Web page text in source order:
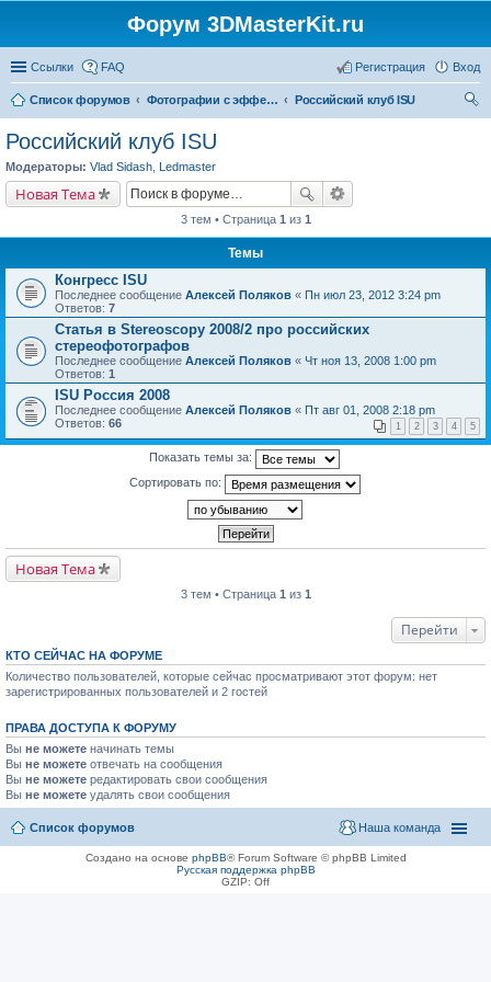
Форум 3DMasterKit.ru
Ссылки FAQ Вход
Регистрация
Список форумов Фотографии с эффектом стерео, варио, 3D, анимации, морфинга
Российский клуб ISU
Российский клуб ISU
Модераторы: Vlad Sidash Ledmaster
Новая Тема
3 тем • Страница 1 из 1
Темы
Конгресс ISU
Последнее сообщение Алексей Поляков « Пн июл 23, 2012 3:24 pm
Ответов: 7
Статья в Stereoscopy 2008/2 про российских
стереофотографов
Последнее сообщение Алексей Поляков « Чт ноя 13, 2008 1:00 pm
Ответов: 1
ISU Россия 2008
Последнее сообщение Алексей Поляков « Пт авг 01, 2008 2:18 pm
Ответов: 66 1 2 3 4 5
Показать темы за:
Сортировать по:
Новая Тема
3 тем • Страница 1 из 1
Перейти
КТО СЕЙЧАС НА ФОРУМЕ
Количество пользователей, которые сейчас просматривают этот форум: нет
зарегистрированных пользователей и 2 гостей
ПРАВА ДОСТУПА К ФОРУМУ
Вы не можете начинать темы
Вы не можете отвечать на сообщения
Вы не можете редактировать свои сообщения
Вы не можете удалять свои сообщения
Список форумов Наша команда
Создано на основе phpBB® Forum Software © phpBB Limited
Русская поддержка phpBB
GZIP: Off